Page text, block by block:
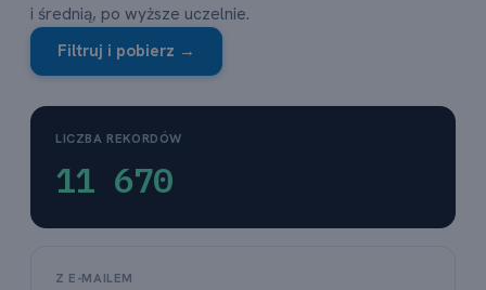
i średnią, po wyższe uczelnie.
Filtruj i pobierz →
LICZBA REKORDÓW
11 670
Z E-MAILEM